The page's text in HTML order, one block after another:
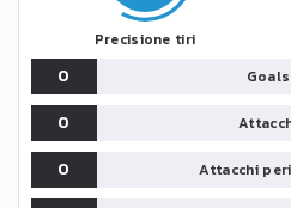
Precisione tiri
0 Goals
0
0
Attacchi